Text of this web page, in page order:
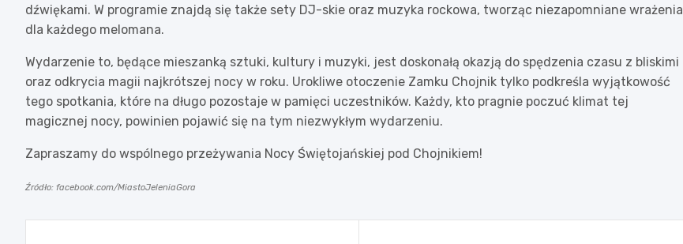
dźwiękami. W programie znajdą się także sety DJ-skie oraz muzyka rockowa, tworząc niezapomniane wrażenia
dla każdego melomana.
Wydarzenie to, będące mieszanką sztuki, kultury i muzyki, jest doskonałą okazją do spędzenia czasu z bliskimi
oraz odkrycia magii najkrótszej nocy w roku. Urokliwe otoczenie Zamku Chojnik tylko podkreśla wyjątkowość
tego spotkania, które na długo pozostaje w pamięci uczestników. Każdy, kto pragnie poczuć klimat tej
magicznej nocy, powinien pojawić się na tym niezwykłym wydarzeniu.
Zapraszamy do wspólnego przeżywania Nocy Świętojańskiej pod Chojnikiem!
Źródło: facebook.com/MiastoJeleniaGora